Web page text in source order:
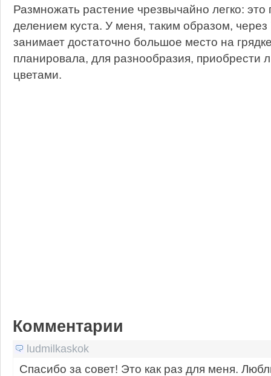
Размножать растение чрезвычайно легко: это
делением куста. У меня, таким образом, через
занимает достаточно большое место на
планировала, для разнообразия, приобрести
цветами.
Комментарии
ludmilkaskok
Спасибо за совет! Это как раз для меня.